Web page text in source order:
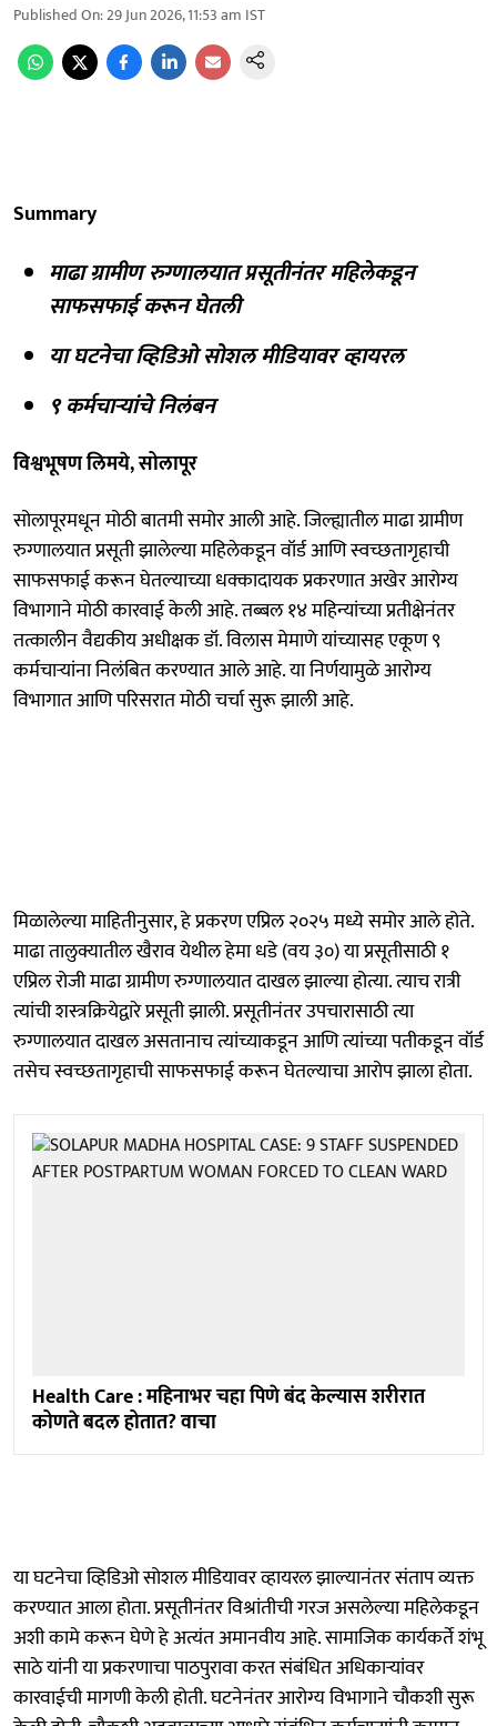
Published On:29 Jun 2026, 11:53 am IST
Summary
माढा ग्रामीण रुग्णालयात प्रसूतीनंतर महिलेकडून
साफसफाई करून घेतली
या घटनेचा व्हिडिओ सोशल मीडियावर व्हायरल
९ कर्मचाऱ्यांचे निलंबन
विश्वभूषण लिमये, सोलापूर
सोलापूरमधून मोठी बातमी समोर आली आहे. जिल्ह्यातील माढा ग्रामीण
रुग्णालयात प्रसूती झालेल्या महिलेकडून वॉर्ड आणि स्वच्छतागृहाची
साफसफाई करून घेतल्याच्या धक्कादायक प्रकरणात अखेर आरोग्य
विभागाने मोठी कारवाई केली आहे. तब्बल १४ महिन्यांच्या प्रतीक्षेनंतर
तत्कालीन वैद्यकीय अधीक्षक डॉ. विलास मेमाणे यांच्यासह एकूण ९
कर्मचाऱ्यांना निलंबित करण्यात आले आहे. या निर्णयामुळे आरोग्य
विभागात आणि परिसरात मोठी चर्चा सुरू झाली आहे.
मिळालेल्या माहितीनुसार, हे प्रकरण एप्रिल २०२५ मध्ये समोर आले होते.
माढा तालुक्यातील खैराव येथील हेमा धडे (वय ३०) या प्रसूतीसाठी १
एप्रिल रोजी माढा ग्रामीण रुग्णालयात दाखल झाल्या होत्या. त्याच रात्री
त्यांची शस्त्रक्रियेद्वारे प्रसूती झाली. प्रसूतीनंतर उपचारासाठी त्या
रुग्णालयात दाखल असतानाच त्यांच्याकडून आणि त्यांच्या पतीकडून वॉर्ड
तसेच स्वच्छतागृहाची साफसफाई करून घेतल्याचा आरोप झाला होता.
Health Care : महिनाभर चहा पिणे बंद केल्यास शरीरात
कोणते बदल होतात? वाचा
या घटनेचा व्हिडिओ सोशल मीडियावर व्हायरल झाल्यानंतर संताप व्यक्त
करण्यात आला होता. प्रसूतीनंतर विश्रांतीची गरज असलेल्या महिलेकडून
अशी कामे करून घेणे हे अत्यंत अमानवीय आहे. सामाजिक कार्यकर्ते शंभू
साठे यांनी या प्रकरणाचा पाठपुरावा करत संबंधित अधिकाऱ्यांवर
कारवाईची मागणी केली होती. घटनेनंतर आरोग्य विभागाने चौकशी सुरू